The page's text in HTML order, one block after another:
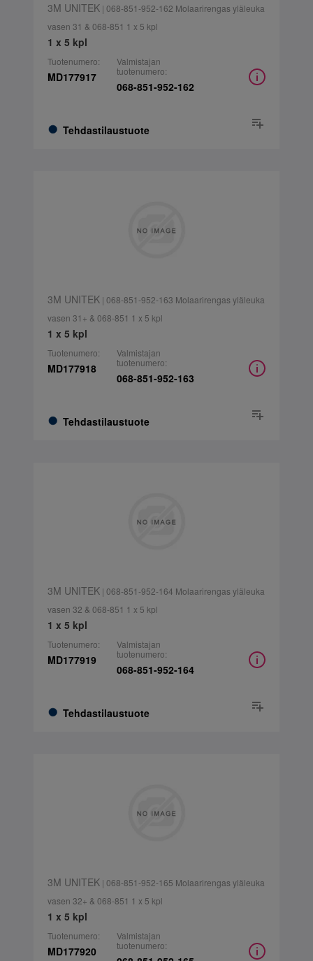
3M UNITEK| 068-851-952-162 Molaarirengas yläleuka
vasen 31 & 068-851 1 x 5 kpl
1 x 5 kpl
Tuotenumero:
MD177917
Tehdastilaustuote
Valmistajan
tuotenumero:
068-851-952-162
3M UNITEK| 068-851-952-163 Molaarirengas yläleuka
vasen 31+ & 068-851 1 x 5 kpl
1 x 5 kpl
Tuotenumero:
MD177918
Tehdastilaustuote
Valmistajan
tuotenumero:
068-851-952-163
3M UNITEK| 068-851-952-164 Molaarirengas yläleuka
vasen 32 & 068-851 1 x 5 kpl
1 x 5 kpl
Tuotenumero:
MD177919
Tehdastilaustuote
Valmistajan
tuotenumero:
068-851-952-164
3M UNITEK| 068-851-952-165 Molaarirengas yläleuka
vasen 32+ & 068-851 1 x 5 kpl
1 x 5 kpl
Tuotenumero:
MD177920
Valmistajan
tuotenumero: